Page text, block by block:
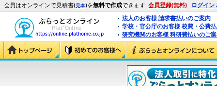
会員はオンラインで見積書(見本)を無料で作成できます 会員登録(無料) ログイン
法人のお客様 請求書払いのご案内
学校・官公庁のお客様 校費・公費
研究機関のお客様 科研費払いのご